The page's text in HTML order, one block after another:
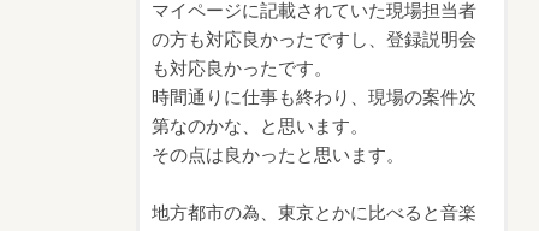
マイページに記載されていた現場担当者
の方も対応良かったですし、登録説明会
も対応良かったです。
時間通りに仕事も終わり、現場の案件次
第なのかな、と思います。
その点は良かったと思います。
地方都市の為、東京とかに比べると音楽